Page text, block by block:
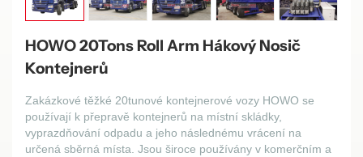
HOWO 20Tons Roll Arm Hákový Nosič
Kontejnerů
Zakázkové těžké 20tunové kontejnerové vozy HOWO se
používají k přepravě kontejnerů na místní skládky,
vyprazdňování odpadu a jeho následnému vrácení na
určená sběrná místa. Jsou široce používány v komerčním a